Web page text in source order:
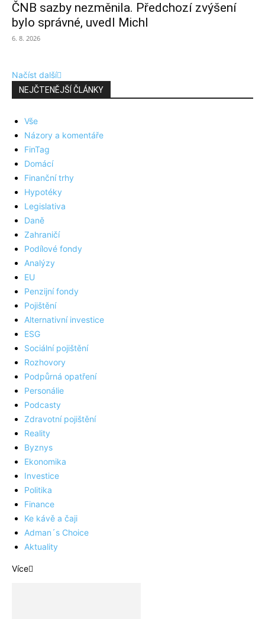
ČNB sazby nezměnila. Předchozí zvýšení
bylo správné, uvedl Michl
6. 8. 2026
Načíst další
NEJČTENĚJŠÍ ČLÁNKY
Vše
Názory a komentáře
FinTag
Domácí
Finanční trhy
Hypotéky
Legislativa
Daně
Zahraničí
Podílové fondy
Analýzy
EU
Penzijní fondy
Pojištění
Alternativní investice
ESG
Sociální pojištění
Rozhovory
Podpůrná opatření
Personálie
Podcasty
Zdravotní pojištění
Reality
Byznys
Ekonomika
Investice
Politika
Finance
Ke kávě a čaji
Adman´s Choice
Aktuality
Více